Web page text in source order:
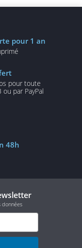
pour 1 an
pour toute
ou par PayPal
48h